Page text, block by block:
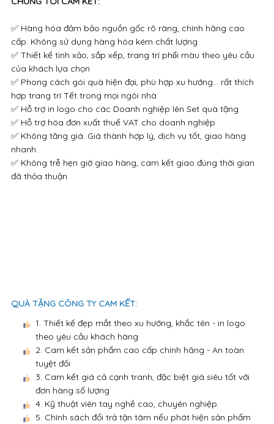
✅ Hàng hóa đảm bảo nguồn gốc rõ ràng, chính hãng cao
cấp. Không sử dụng hàng hóa kém chất lượng
✅ Thiết kế tinh xảo, sắp xếp, trang trí phối màu theo yêu cầu
của khách lựa chọn
✅ Phong cách gói quà hiện đại, phù hợp xu hướng… rất thích
hợp trang trí Tết trong mọi ngôi nhà
✅ Hỗ trợ in logo cho các Doanh nghiệp lên Set quà tặng
✅ Hỗ trợ hóa đơn xuất thuế VAT cho doanh nghiệp
✅ Không tăng giá. Giá thành hợp lý, dịch vụ tốt, giao hàng
nhanh.
✅ Không trễ hẹn giờ giao hàng, cam kết giao đúng thời gian
đã thỏa thuận
QUÀ TẶNG CÔNG TY CAM KẾT:
1. Thiết kế đẹp mắt theo xu hướng, khắc tên - in logo
theo yêu cầu khách hàng
2. Cam kết sản phẩm cao cấp chính hãng - An toàn
tuyệt đối
3. Cam kết giá cả cạnh tranh, đặc biệt giá siêu tốt với
đơn hàng số lượng
4. Kỹ thuật viên tay nghề cao, chuyên nghiệp.
5. Chính sách đổi trả tận tâm nếu phát hiện sản phẩm